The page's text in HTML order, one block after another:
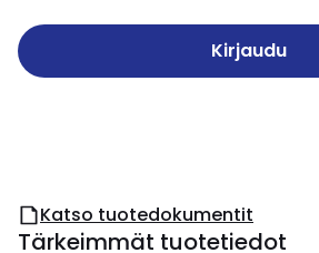
Kirjaudu
Katso tuotedokumentit
Tärkeimmät tuotetiedot